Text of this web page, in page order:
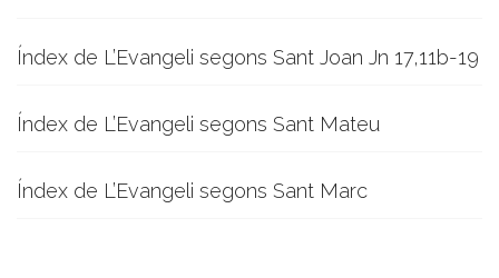
Índex de L’Evangeli segons Sant Joan Jn 17,11b-19
Índex de L’Evangeli segons Sant Mateu
Índex de L’Evangeli segons Sant Marc